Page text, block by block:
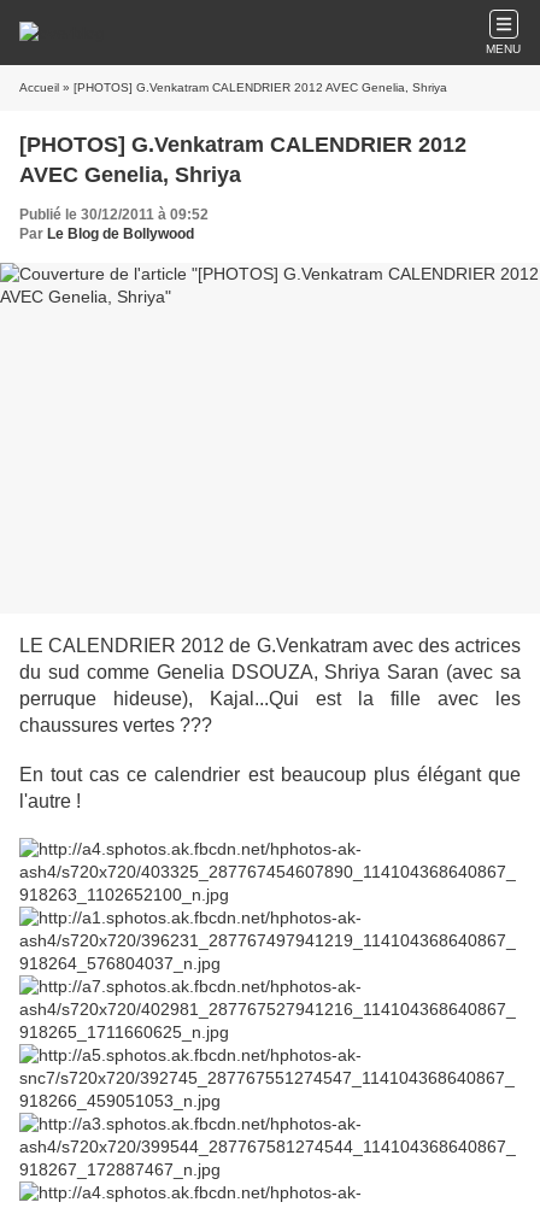
MENU
Accueil » [PHOTOS] G.Venkatram CALENDRIER 2012 AVEC Genelia, Shriya
[PHOTOS] G.Venkatram CALENDRIER 2012
AVEC Genelia, Shriya
Publié le 30/12/2011 à 09:52
Par Le Blog de Bollywood
LE CALENDRIER 2012 de G.Venkatram avec des actrices
du sud comme Genelia DSOUZA, Shriya Saran (avec sa
perruque hideuse), Kajal...Qui est la fille avec les
chaussures vertes ???
En tout cas ce calendrier est beaucoup plus élégant que
l'autre !